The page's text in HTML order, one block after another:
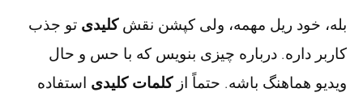
بله، خود ریل مهمه، ولی کپشن نقشکلیدی تو جذب
کاربر داره. درباره چیزی بنویس که با حس و حال
ویدیو هماهنگ باشه. حتماً ازکلمات کلیدی استفاده